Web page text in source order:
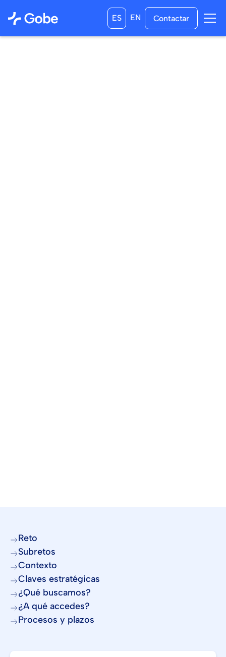
Reto
Subretos
Contexto
Claves estratégicas
¿Qué buscamos?
¿A qué accedes?
Procesos y plazos
ES EN Contactar